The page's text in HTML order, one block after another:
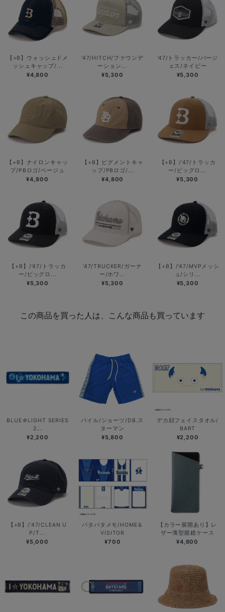
【+B】ウォッシュドメ
ッシュキャップ/...
¥4,800
’47/HITCH/ファウンデ
ーション...
¥5,300
’47/トラッカー/バージ
ェス/ネイビー
¥5,300
【+B】ナイロンキャッ
プ/PBロゴ/ベージュ
¥4,800
【+B】ピグメントキャ
ップ/PBロゴ/...
¥4,800
【+B】/’47/トラッカ
ー/ビッグロ...
¥5,300
【+B】/’47/トラッカ
ー/ビッグロ...
¥5,300
’47/TRUCKER/ガーナ
ー/ホワ...
¥5,300
【+B】/’47/MVPメッシ
ュ/シリ...
¥5,300
この商品を買った人は、こんな商品も買っています
BLUE☆LIGHT SERIES
2...
¥2,200
パイル/ショーツ/DB.ス
ターマン
¥5,800
デカ顔フェイスタオル/
BART
¥2,200
【+B】/’47/CLEAN U
P/T...
¥5,000
パタパタメモ/HOME＆
VISITOR
¥700
【カラー展開あり】レ
ザー薄型眼鏡ケース
¥4,600